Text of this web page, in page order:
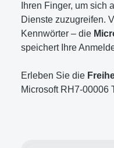
Ihren Finger, um sich
Dienste zuzugreifen.
Kennwörter – die
speichert Ihre
Erleben Sie die
Microsoft RH7-00006